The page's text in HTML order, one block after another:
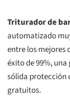
Triturador de
automatizado
entre los mejores
éxito de 99%, una
sólida protección
gratuitos.